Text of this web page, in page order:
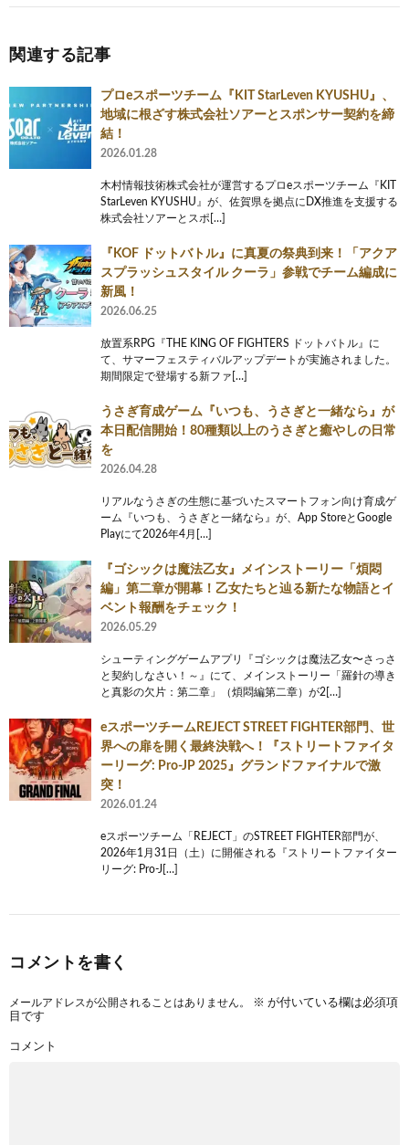
関連する記事
プロeスポーツチーム『KIT StarLeven KYUSHU』、
地域に根ざす株式会社ソアーとスポンサー契約を締
結！
2026.01.28
木村情報技術株式会社が運営するプロeスポーツチーム『KIT
StarLeven KYUSHU』が、佐賀県を拠点にDX推進を支援する
株式会社ソアーとスポ[…]
『KOF ドットバトル』に真夏の祭典到来！「アクア
スプラッシュスタイル クーラ」参戦でチーム編成に
新風！
2026.06.25
放置系RPG『THE KING OF FIGHTERS ドットバトル』に
て、サマーフェスティバルアップデートが実施されました。
期間限定で登場する新ファ[…]
うさぎ育成ゲーム『いつも、うさぎと一緒なら』が
本日配信開始！80種類以上のうさぎと癒やしの日常
を
2026.04.28
リアルなうさぎの生態に基づいたスマートフォン向け育成ゲ
ーム『いつも、うさぎと一緒なら』が、App StoreとGoogle
Playにて2026年4月[…]
『ゴシックは魔法乙女』メインストーリー「煩悶
編」第二章が開幕！乙女たちと辿る新たな物語とイ
ベント報酬をチェック！
2026.05.29
シューティングゲームアプリ『ゴシックは魔法乙女〜さっさ
と契約しなさい！～』にて、メインストーリー「羅針の導き
と真影の欠片：第二章」（煩悶編第二章）が2[…]
eスポーツチームREJECT STREET FIGHTER部門、世
界への扉を開く最終決戦へ！『ストリートファイタ
ーリーグ: Pro-JP 2025』グランドファイナルで激
突！
2026.01.24
eスポーツチーム「REJECT」のSTREET FIGHTER部門が、
2026年1月31日（土）に開催される『ストリートファイター
リーグ: Pro-J[…]
コメントを書く
メールアドレスが公開されることはありません。 ※ が付いている欄は必須項
目です
コメント